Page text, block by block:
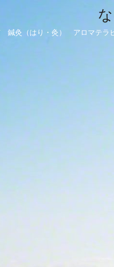
鍼灸（はり・灸） アロマテ